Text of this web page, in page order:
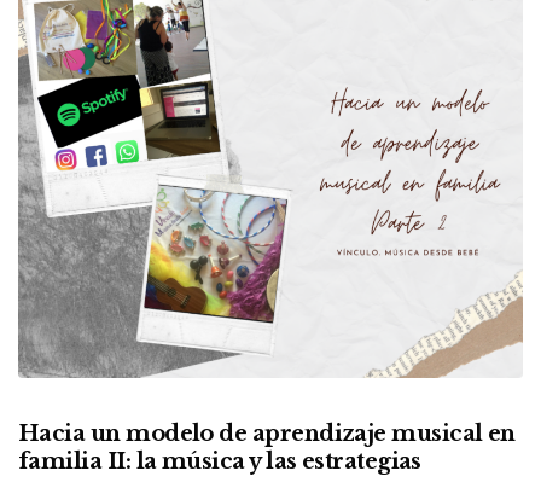
Hacia un modelo de aprendizaje musical en
familia II: la música y las estrategias